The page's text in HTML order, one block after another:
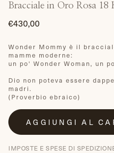
Bracciale in Oro Rosa 18
€430,00
di
listino
Wonder Mommy è il
mamme moderne:
un po' Wonder Woman, un
Dio non poteva essere
madri.
(Proverbio ebraico)
AGGIUNGI AL
IMPOSTE E SPESE DI